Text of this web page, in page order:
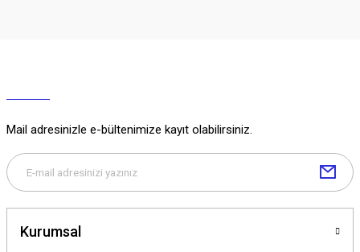
Mail adresinizle e-bültenimize kayıt olabilirsiniz.
Kurumsal